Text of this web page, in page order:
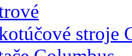
stroje